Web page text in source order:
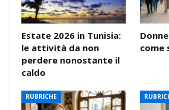
Estate 2026 in Tunisia:
le attività da non
perdere nonostante il
caldo
come
RUBRICHE